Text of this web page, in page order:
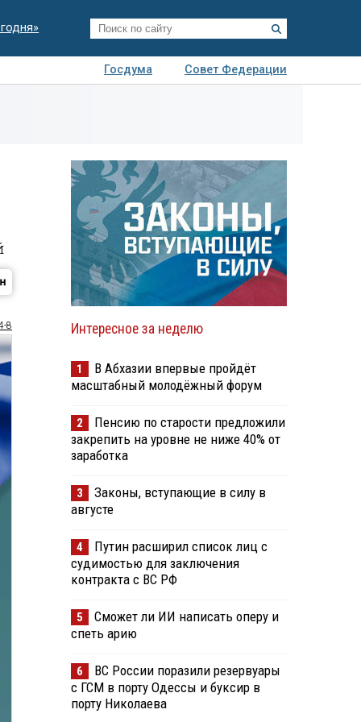
Госдума
Совет Федерации
8 Интересное за неделю
1
В Абхазии впервые пройдёт
масштабный молодёжный форум
2
Пенсию по старости предложили
закрепить на уровне не ниже 40% от
заработка
3
Законы, вступающие в силу в
августе
4
Путин расширил список лиц с
судимостью для заключения
контракта с ВС РФ
5
Сможет ли ИИ написать оперу и
спеть арию
6
ВС России поразили резервуары
с ГСМ в порту Одессы и буксир в
порту Николаева